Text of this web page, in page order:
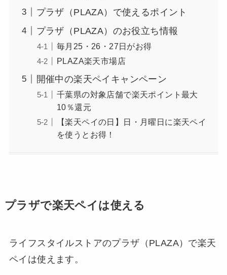
プラザ（PLAZA）で使えるポイント
プラザ（PLAZA）のお役立ち情報
毎月25・26・27日がお得
PLAZA楽天市場店
開催中の楽天ペイキャンペーン
千葉県の対象店舗で楽天ポイント最大
10％還元
【楽天ペイの日】日・月曜日に楽天ペイ
を使うとお得！
プラザで楽天ペイは使える
ライフスタイルストアのプラザ（PLAZA）で楽天
ペイは使えます。